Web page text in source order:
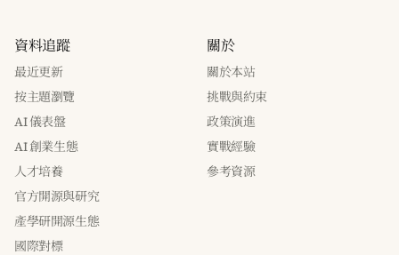
資料追蹤
最近更新
按主題瀏覽
AI 儀表盤
AI 創業生態
人才培養
官方開源與研究
產學研開源生態
國際對標
關於
關於本站
挑戰與約束
政策演進
實戰經驗
參考資源